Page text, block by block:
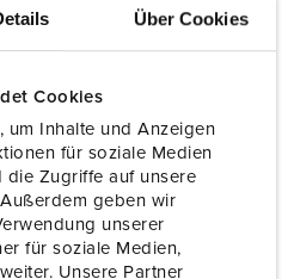
Über Cookies
Cookies
um Inhalte und Anzeigen
für soziale Medien
die Zugriffe auf unsere
geben wir
unserer
für soziale Medien,
Unsere Partner